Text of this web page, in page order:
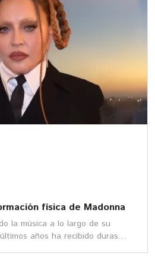
física de Madonna
la música a lo largo de su
años ha recibido duras